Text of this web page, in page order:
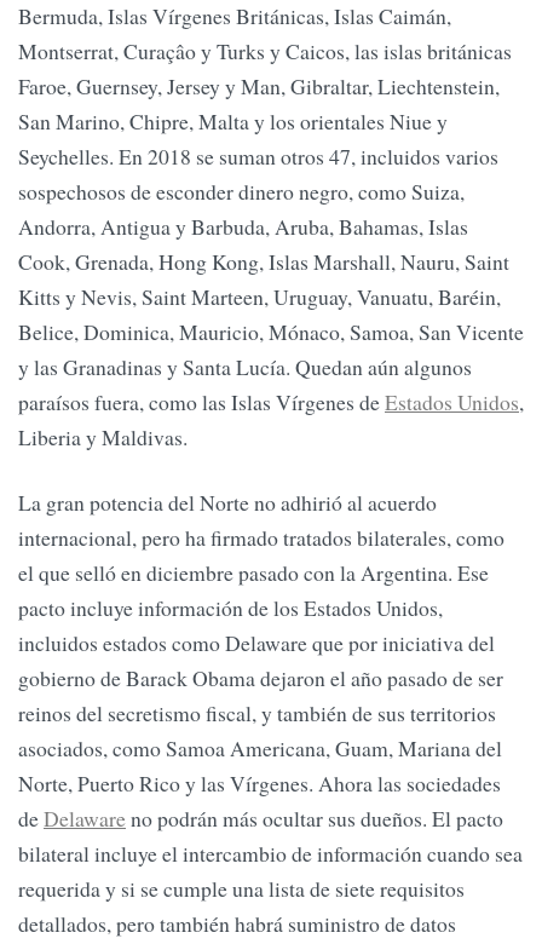
Bermuda, Islas Vírgenes Británicas, Islas Caimán,
Montserrat, Curaçâo y Turks y Caicos, las islas británicas
Faroe, Guernsey, Jersey y Man, Gibraltar, Liechtenstein,
San Marino, Chipre, Malta y los orientales Niue y
Seychelles. En 2018 se suman otros 47, incluidos varios
sospechosos de esconder dinero negro, como Suiza,
Andorra, Antigua y Barbuda, Aruba, Bahamas, Islas
Cook, Grenada, Hong Kong, Islas Marshall, Nauru, Saint
Kitts y Nevis, Saint Marteen, Uruguay, Vanuatu, Baréin,
Belice, Dominica, Mauricio, Mónaco, Samoa, San Vicente
y las Granadinas y Santa Lucía. Quedan aún algunos
paraísos fuera, como las Islas Vírgenes deEstados Unidos,
Liberia y Maldivas.
La gran potencia del Norte no adhirió al acuerdo
internacional, pero ha firmado tratados bilaterales, como
el que selló en diciembre pasado con la Argentina. Ese
pacto incluye información de los Estados Unidos,
incluidos estados como Delaware que por iniciativa del
gobierno de Barack Obama dejaron el año pasado de ser
reinos del secretismo fiscal, y también de sus territorios
asociados, como Samoa Americana, Guam, Mariana del
Norte, Puerto Rico y las Vírgenes. Ahora las sociedades
deDelawareno podrán más ocultar sus dueños. El pacto
bilateral incluye el intercambio de información cuando sea
requerida y si se cumple una lista de siete requisitos
detallados, pero también habrá suministro de datos